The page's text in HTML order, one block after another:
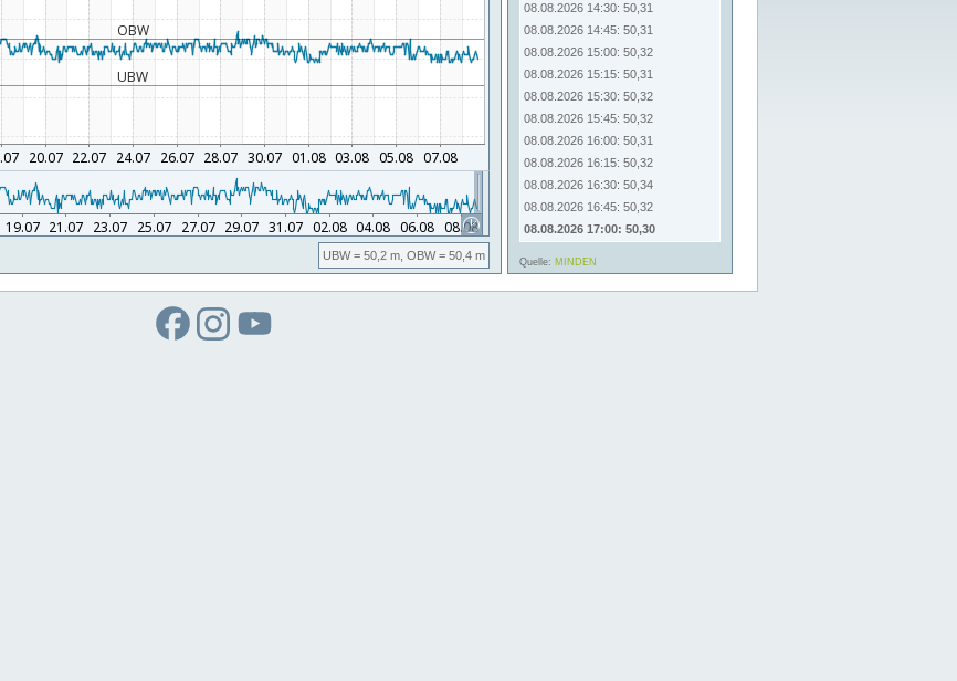
UBW= 50,2 m, OBW= 50,4 m
08.08.2026 14:30: 50,31
08.08.2026 14:45: 50,31
08.08.2026 15:00: 50,32
08.08.2026 15:15: 50,31
08.08.2026 15:30: 50,32
08.08.2026 15:45: 50,32
08.08.2026 16:00: 50,31
08.08.2026 16:15: 50,32
08.08.2026 16:30: 50,34
08.08.2026 16:45: 50,32
08.08.2026 17:00: 50,30
Quelle: MINDEN